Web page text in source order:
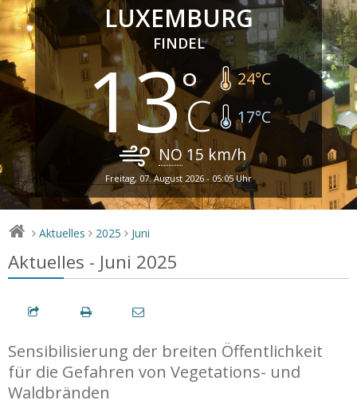
LUXEMBURG
FINDEL
13 24°C
17°C
NO 15 km/h
Freitag, 07. August 2026 - 05:05 Uhr
> Aktuelles > 2025 > Juni
Aktuelles - Juni 2025
Sensibilisierung der breiten Öffentlichkeit
für die Gefahren von Vegetations- und
Waldbränden